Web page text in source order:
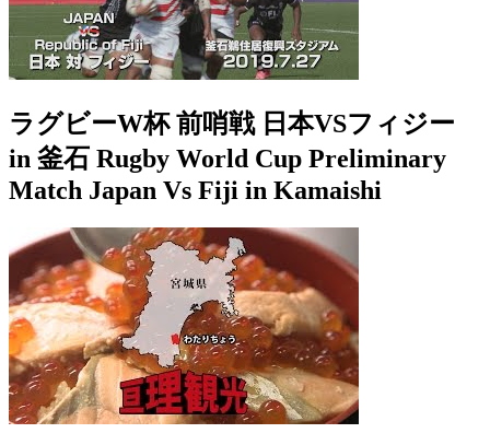
ラグビーW杯 前哨戦 日本VSフィジー
in 釜石 Rugby World Cup Preliminary
Match Japan Vs Fiji in Kamaishi